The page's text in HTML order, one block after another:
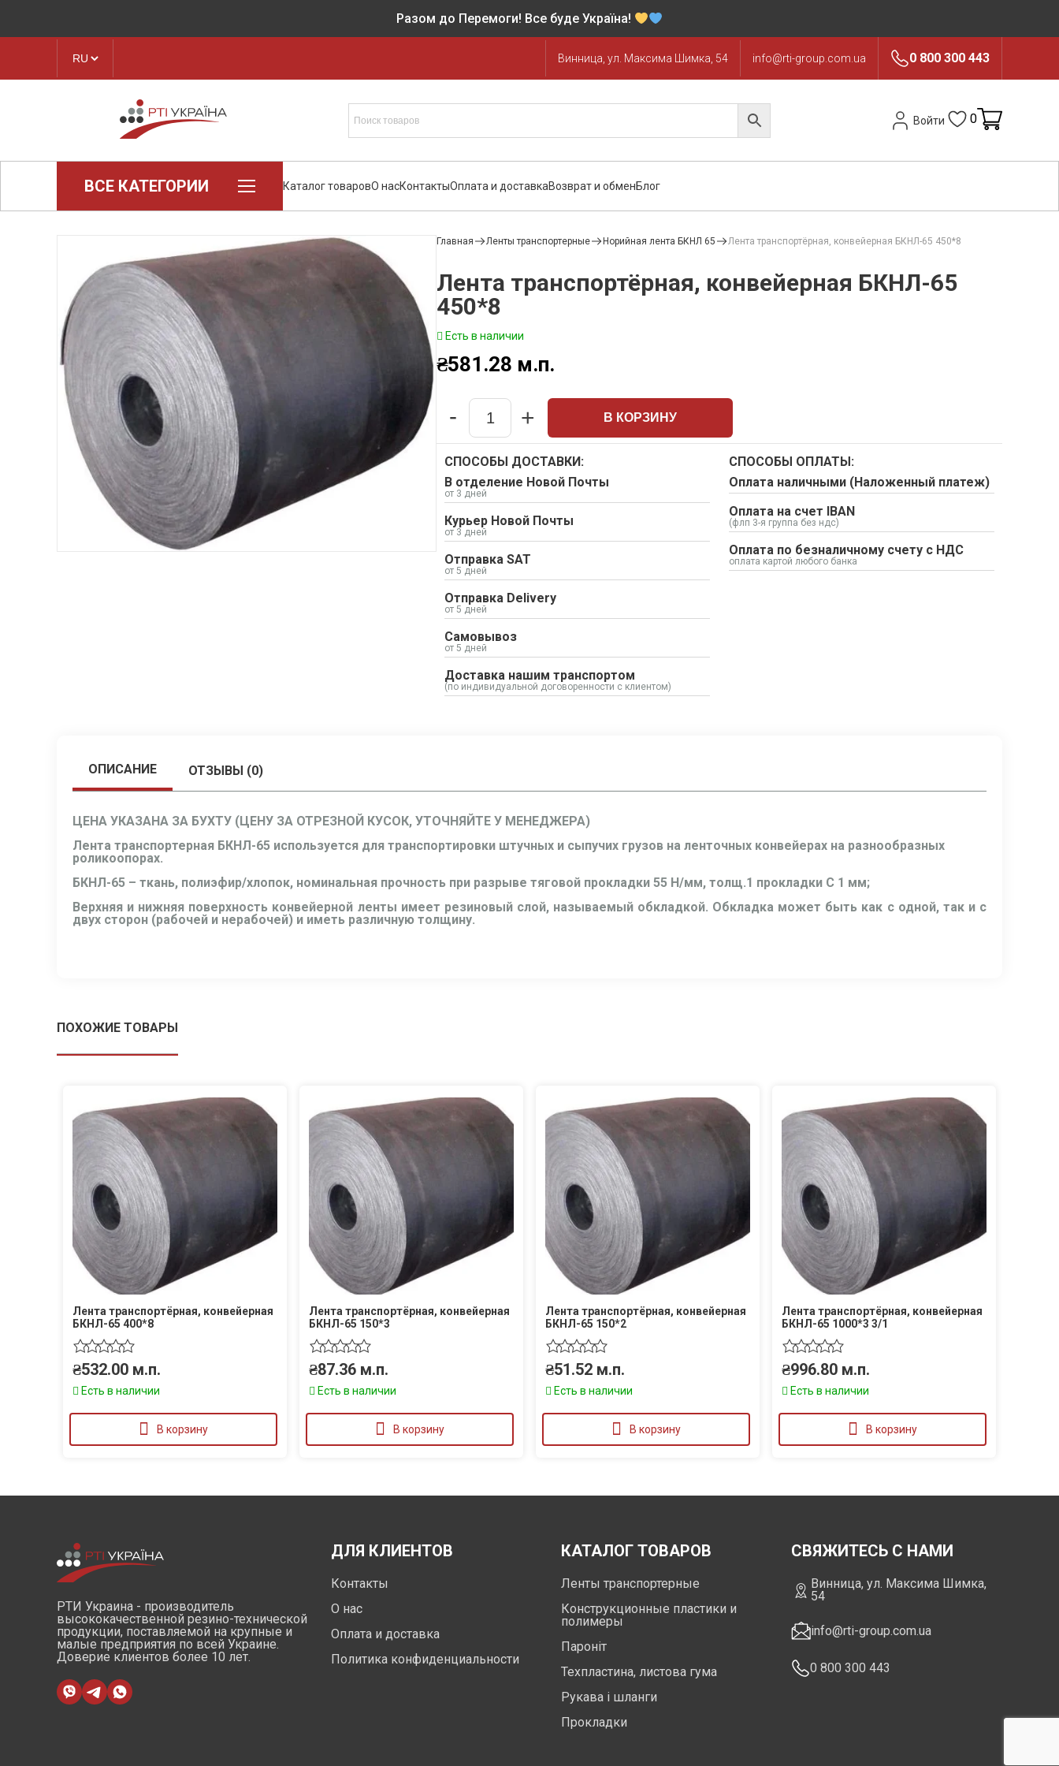
Разом до Перемоги! Все буде Україна!
Винница, ул. Максима Шимка, 54 info@rti-group.com.ua 0 800 300 443
Войти 0
ВСЕ КАТЕГОРИИ
Техпластина, листовая резина
Конструкционные пластики и
полимеры
Ленты транспортерные
Рукава, шланги
Хомуты и БРСМ соединения
Набивки сальниковые
Композитные материалы Resimac
Парафиновая эмульсия
⇣ Показать все категории ⇣
Каталог товаровО насКонтактыОплата и доставкаВозврат и обменБлог
Главная Ленты транспортерные Норийная лента БКНЛ 65 Лента транспортёрная, конвейерная БКНЛ-65 450*8
Лента транспортёрная, конвейерная БКНЛ-65
450*8
Есть в наличии
₴581.28 м.п.
Quantity
- + В КОРЗИНУ
СПОСОБЫ ДОСТАВКИ:
В отделение Новой Почты
от 3 дней
Курьер Новой Почты
от 3 дней
Отправка SAT
от 5 дней
Отправка Delivery
от 5 дней
Самовывоз
от 5 дней
Доставка нашим транспортом
(по индивидуальной договоренности с клиентом)
СПОСОБЫ ОПЛАТЫ:
Оплата наличными (Наложенный платеж)
Оплата на счет IBAN
(флп 3-я группа без ндс)
Оплата по безналичному счету с НДС
оплата картой любого банка
ОПИСАНИЕ ОТЗЫВЫ (0)
ЦЕНА УКАЗАНА ЗА БУХТУ (ЦЕНУ ЗА ОТРЕЗНОЙ КУСОК, УТОЧНЯЙТЕ У МЕНЕДЖЕРА)
Лента транспортерная БКНЛ-65 используется для транспортировки штучных и сыпучих грузов на ленточных конвейерах на разнообразных
роликоопорах.
БКНЛ-65 – ткань, полиэфир/хлопок, номинальная прочность при разрыве тяговой прокладки 55 Н/мм, толщ.1 прокладки C 1 мм;
Верхняя и нижняя поверхность конвейерной ленты имеет резиновый слой, называемый обкладкой. Обкладка может быть как с одной, так и с
двух сторон (рабочей и нерабочей) и иметь различную толщину.
ПОХОЖИЕ ТОВАРЫ
Лента транспортёрная, конвейерная
БКНЛ-65 400*8
₴532.00 м.п.
Есть в наличии
В корзину
Лента транспортёрная, конвейерная
БКНЛ-65 150*3
₴87.36 м.п.
Есть в наличии
В корзину
Лента транспортёрная, конвейерная
БКНЛ-65 150*2
₴51.52 м.п.
Есть в наличии
В корзину
Лента транспортёрная, конвейерная
БКНЛ-65 1000*3 3/1
₴996.80 м.п.
Есть в наличии
В корзину
РТИ Украина - производитель
высококачественной резино-технической
продукции, поставляемой на крупные и
малые предприятия по всей Украине.
Доверие клиентов более 10 лет.
ДЛЯ КЛИЕНТОВ
Контакты
О нас
Оплата и доставка
Политика конфиденциальности
КАТАЛОГ ТОВАРОВ
Ленты транспортерные
Конструкционные пластики и
полимеры
Пароніт
Техпластина, листова гума
Рукава і шланги
Прокладки
СВЯЖИТЕСЬ С НАМИ
Винница, ул. Максима Шимка,
54
info@rti-group.com.ua
0 800 300 443